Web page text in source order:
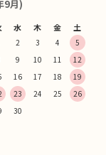
9月)
水 木 金 土
2 3 4
5
9 10 11
12
16 17 18
19
23 24 25
26
30